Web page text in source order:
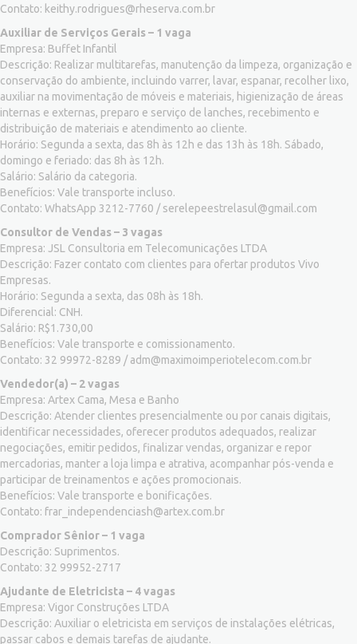
Contato: keithy.rodrigues@rheserva.com.br
Auxiliar de Serviços Gerais – 1 vaga
Empresa: Buffet Infantil
Descrição: Realizar multitarefas, manutenção da limpeza, organização e
conservação do ambiente, incluindo varrer, lavar, espanar, recolher lixo,
auxiliar na movimentação de móveis e materiais, higienização de áreas
internas e externas, preparo e serviço de lanches, recebimento e
distribuição de materiais e atendimento ao cliente.
Horário: Segunda a sexta, das 8h às 12h e das 13h às 18h. Sábado,
domingo e feriado: das 8h às 12h.
Salário: Salário da categoria.
Benefícios: Vale transporte incluso.
Contato: WhatsApp 3212-7760 /serelepeestrelasul@gmail.com
Consultor de Vendas – 3 vagas
Empresa: JSL Consultoria em Telecomunicações LTDA
Descrição: Fazer contato com clientes para ofertar produtos Vivo
Empresas.
Horário: Segunda a sexta, das 08h às 18h.
Diferencial: CNH.
Salário: R$1.730,00
Benefícios: Vale transporte e comissionamento.
Contato: 32 99972-8289 /adm@maximoimperiotelecom.com.br
Vendedor(a) – 2 vagas
Empresa: Artex Cama, Mesa e Banho
Descrição: Atender clientes presencialmente ou por canais digitais,
identificar necessidades, oferecer produtos adequados, realizar
negociações, emitir pedidos, finalizar vendas, organizar e repor
mercadorias, manter a loja limpa e atrativa, acompanhar pós-venda e
participar de treinamentos e ações promocionais.
Benefícios: Vale transporte e bonificações.
Contato: frar_independenciash@artex.com.br
Comprador Sênior – 1 vaga
Descrição: Suprimentos.
Contato: 32 99952-2717
Ajudante de Eletricista – 4 vagas
Empresa: Vigor Construções LTDA
Descrição: Auxiliar o eletricista em serviços de instalações elétricas,
passar cabos e demais tarefas de ajudante.